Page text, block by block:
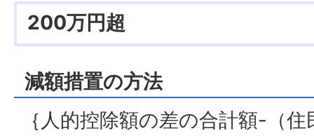
200万円超
減額措置の方法
｛人的控除額の差の合計額-（